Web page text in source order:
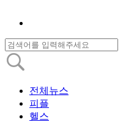
전체뉴스
피플
헬스